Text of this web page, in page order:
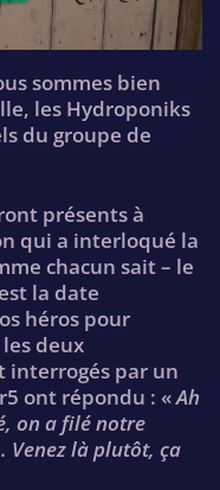
sommes bien
les Hydroponiks
du groupe de
présents à
qui a interloqué la
chacun sait – le
la date
héros pour
deux
interrogés par un
ont répondu : «Ah
on a filé notre
Venez là plutôt, ça